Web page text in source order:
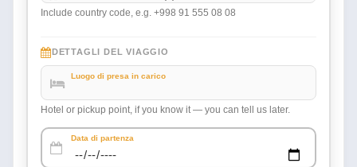
Include country code, e.g. +998 91 555 08 08
DETTAGLI DEL VIAGGIO
Luogo di presa in carico
Hotel or pickup point, if you know it — you can tell us later.
Data di partenza